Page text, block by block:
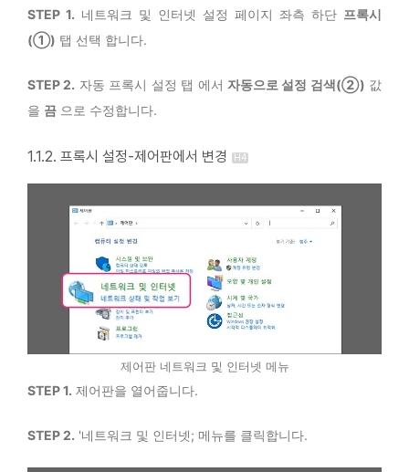
STEP 1. 네트워크 및 인터넷 설정 페이지 좌측 하단 프록시
(①) 탭 선택 합니다.
STEP 2. 자동 프록시 설정 탭 에서 자동으로 설정 검색(②) 값
을 끔 으로 수정합니다.
1.1.2. 프록시 설정-제어판에서 변경
제어판 네트워크 및 인터넷 메뉴
STEP 1. 제어판을 열어줍니다.
STEP 2. '네트워크 및 인터넷; 메뉴를 클릭합니다.